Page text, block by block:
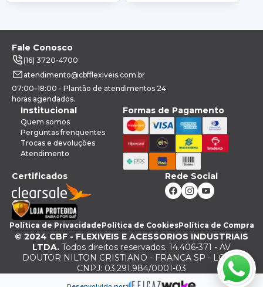
Fale Conosco
(16) 3720-4700
atendimento@cbfflexiveis.com.br
07:00–18:00 - Plantão de atendimentos 24
horas agendados.
Institucional
Quem somos
Perguntas frenquentes
Trocas e devoluções
Atendimento
Formas de Pagamento
Certificados Rede Social
Política de PrivacidadePolítica de CookiesPolítica de Compra
© 2024 CBF - FLEXIVEIS E ACESSORIOS INDUSTRIAIS
LTDA. Todos direitos reservados. 14.406-371 - AV
DOUTOR NILTON CRISTIANO - FRANCA SP - LOJA -
CNPJ: 03.291.984/0001-03